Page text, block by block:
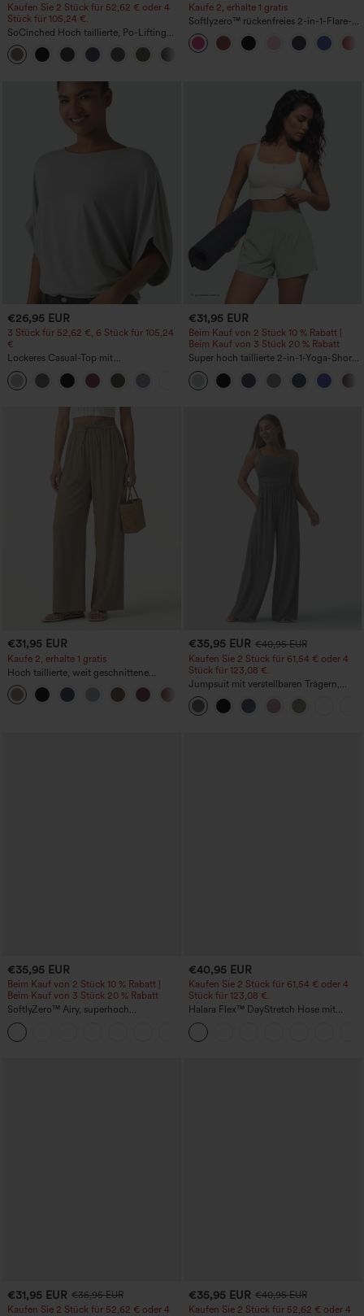
Kaufen Sie 2 Stück für 52,62 € oder 4
Stück für 105,24 €.
SoCinched Hoch taillierte, Po-Lifting
7/8-Trainingsleggings mit
Bauchkontrolle und Seitentaschen
Kaufe 2, erhalte 1 gratis
Softlyzero™ rückenfreies 2-in-1-Flare-
Trainingskleid – Wannabe – Easy Peezy
€26,95 EUR
3 Stück für 52,62 €, 6 Stück für 105,24
€
Lockeres Casual-Top mit
Rundhalsausschnitt und
Fledermausärmeln
+1
€31,95 EUR
Beim Kauf von 2 Stück 10 % Rabatt |
Beim Kauf von 3 Stück 20 % Rabatt
Super hoch taillierte 2-in-1-Yoga-Shorts
mit Gesäßtasche und Seitentasche-
längere Länge
€31,95 EUR
Kaufe 2, erhalte 1 gratis
Hoch taillierte, weit geschnittene
Freizeithose aus Leinenmischung mit
Kordelzug und Taschen
€35,95 EUR €40,95 EUR
Kaufen Sie 2 Stück für 61,54 € oder 4
Stück für 123,08 €.
Jumpsuit mit verstellbaren Trägern,
gerafftem Detail, weitem Bein und
meliertem Stoff, lässig, mit Taschen -
Easy Peezy
€35,95 EUR
Beim Kauf von 2 Stück 10 % Rabatt |
Beim Kauf von 3 Stück 20 % Rabatt
SoftlyZero™ Airy, superhoch
geschnittene 2-in-1 InstantCool Yoga-
Shorts 7" mit Taschen
€40,95 EUR
Kaufen Sie 2 Stück für 61,54 € oder 4
Stück für 123,08 €.
Halara Flex™ DayStretch Hose mit
mittlerer Bundhöhe, seitlicher
Reißverschlusstasche und
Work‑Flare‑Schnitt
€31,95 EUR €35,95 EUR
Kaufen Sie 2 Stück für 52,62 € oder 4
€35,95 EUR €40,95 EUR
Kaufen Sie 2 Stück für 52,62 € oder 4